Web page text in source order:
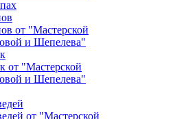
от "Мастерской
и Шепелева"
от "Мастерской
и Шепелева"
от "Мастерской